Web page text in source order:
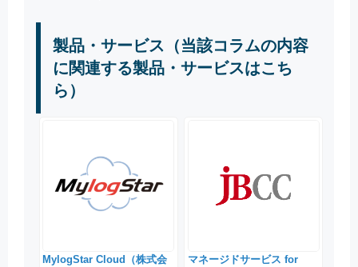
製品・サービス（当該コラムの内容
に関連する製品・サービスはこち
ら）
MylogStar Cloud（株式会
マネージドサービス for